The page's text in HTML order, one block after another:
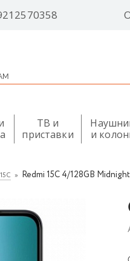
ТВ и
приставки
и
Redmi 15C 4/128GB